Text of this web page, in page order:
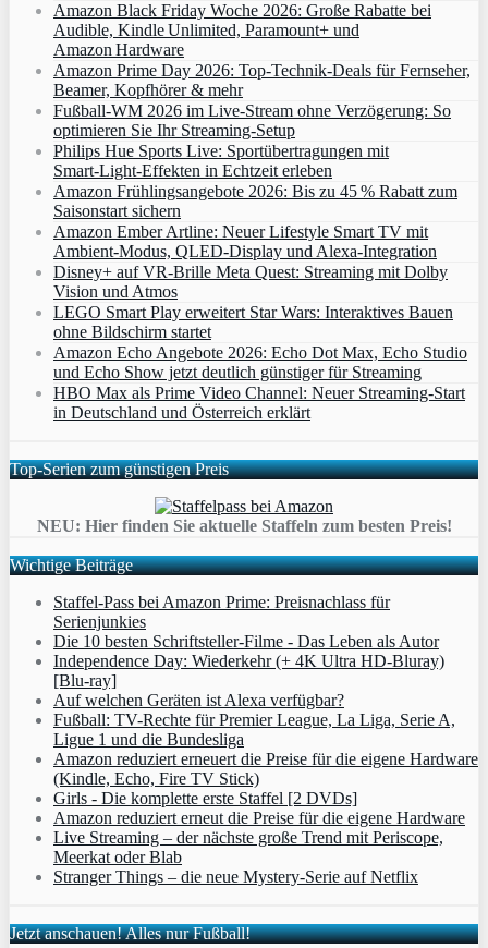
Amazon Black Friday Woche 2026: Große Rabatte bei
Audible, Kindle Unlimited, Paramount+ und
Amazon Hardware
Amazon Prime Day 2026: Top-Technik-Deals für Fernseher,
Beamer, Kopfhörer & mehr
Fußball-WM 2026 im Live-Stream ohne Verzögerung: So
optimieren Sie Ihr Streaming-Setup
Philips Hue Sports Live: Sportübertragungen mit
Smart‑Light‑Effekten in Echtzeit erleben
Amazon Frühlingsangebote 2026: Bis zu 45 % Rabatt zum
Saisonstart sichern
Amazon Ember Artline: Neuer Lifestyle Smart TV mit
Ambient‑Modus, QLED‑Display und Alexa‑Integration
Disney+ auf VR-Brille Meta Quest: Streaming mit Dolby
Vision und Atmos
LEGO Smart Play erweitert Star Wars: Interaktives Bauen
ohne Bildschirm startet
Amazon Echo Angebote 2026: Echo Dot Max, Echo Studio
und Echo Show jetzt deutlich günstiger für Streaming
HBO Max als Prime Video Channel: Neuer Streaming‑Start
in Deutschland und Österreich erklärt
Top-Serien zum günstigen Preis
NEU: Hier finden Sie aktuelle Staffeln zum besten Preis!
Wichtige Beiträge
Staffel-Pass bei Amazon Prime: Preisnachlass für
Serienjunkies
Die 10 besten Schriftsteller-Filme - Das Leben als Autor
Independence Day: Wiederkehr (+ 4K Ultra HD-Bluray)
[Blu-ray]
Auf welchen Geräten ist Alexa verfügbar?
Fußball: TV-Rechte für Premier League, La Liga, Serie A,
Ligue 1 und die Bundesliga
Amazon reduziert erneuert die Preise für die eigene Hardware
(Kindle, Echo, Fire TV Stick)
Girls - Die komplette erste Staffel [2 DVDs]
Amazon reduziert erneut die Preise für die eigene Hardware
Live Streaming – der nächste große Trend mit Periscope,
Meerkat oder Blab
Stranger Things – die neue Mystery-Serie auf Netflix
Jetzt anschauen! Alles nur Fußball!